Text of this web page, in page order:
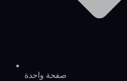
صفحة واحدة